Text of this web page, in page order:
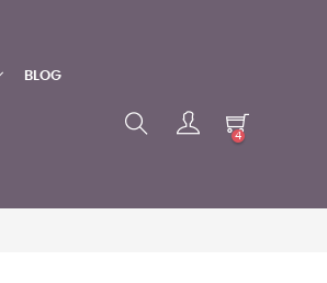
BLOG
4